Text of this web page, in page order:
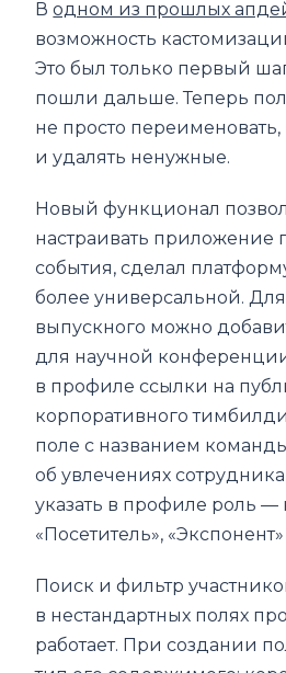
Водном из прошлых
возможность
Это был только первый
пошли дальше. Теперь
не просто переименовать,
и удалять ненужные.
Новый функционал
настраивать
события, сделал
более универсальной.
выпускного можно
для научной
в профиле ссылки на
корпоративного
поле с названием
об увлечениях
указать в профиле роль
«Посетитель»,
Поиск и фильтр
в нестандартных полях
работает. При создании